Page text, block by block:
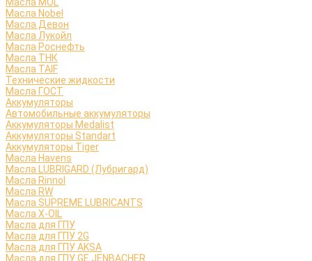
Масла Nobel
Масла Девон
Масла Лукойл
Масла Роснефть
Масла ТНК
Масла TAIF
Технические жидкости
Масла ГОСТ
Аккумуляторы
Автомобильные аккумуляторы
Аккумуляторы Medalist
Аккумуляторы Standart
Аккумуляторы Tiger
Масла Havens
Масла LUBRIGARD (Лубригард)
Масла Rinnol
Масла RW
Масла SUPREME LUBRICANTS
Масла X-OIL
Масла для ГПУ
Масла для ГПУ 2G
Масла для ГПУ AKSA
Масла для ГПУ GE JENBACHER